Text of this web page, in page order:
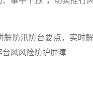
防汛防台要点，实时
台风风险防护屏障